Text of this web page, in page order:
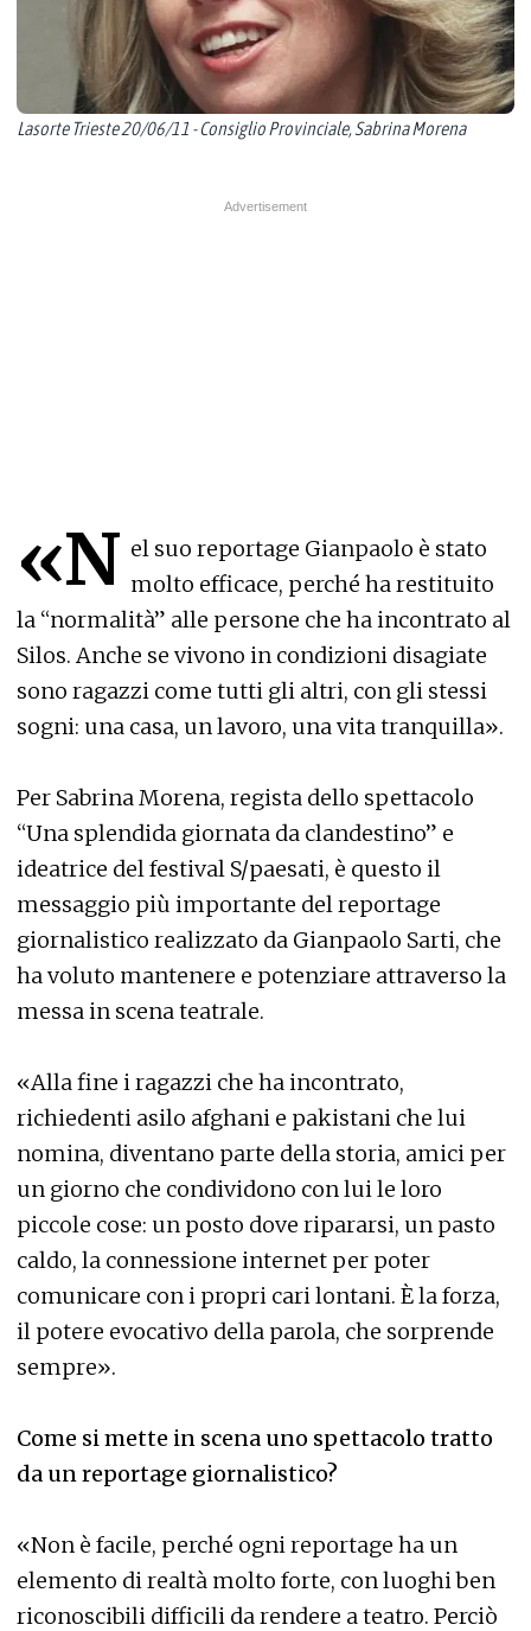
Lasorte Trieste 20/06/11 - Consiglio Provinciale, Sabrina Morena
«N el suo reportage Gianpaolo è stato
molto efficace, perché ha restituito
la “normalità” alle persone che ha incontrato al
Silos. Anche se vivono in condizioni disagiate
sono ragazzi come tutti gli altri, con gli stessi
sogni: una casa, un lavoro, una vita tranquilla».
Per Sabrina Morena, regista dello spettacolo
“Una splendida giornata da clandestino” e
ideatrice del festival S/paesati, è questo il
messaggio più importante del reportage
giornalistico realizzato da Gianpaolo Sarti, che
ha voluto mantenere e potenziare attraverso la
messa in scena teatrale.
«Alla fine i ragazzi che ha incontrato,
richiedenti asilo afghani e pakistani che lui
nomina, diventano parte della storia, amici per
un giorno che condividono con lui le loro
piccole cose: un posto dove ripararsi, un pasto
caldo, la connessione internet per poter
comunicare con i propri cari lontani. È la forza,
il potere evocativo della parola, che sorprende
sempre».
Come si mette in scena uno spettacolo tratto
da un reportage giornalistico?
«Non è facile, perché ogni reportage ha un
elemento di realtà molto forte, con luoghi ben
riconoscibili difficili da rendere a teatro. Perciò